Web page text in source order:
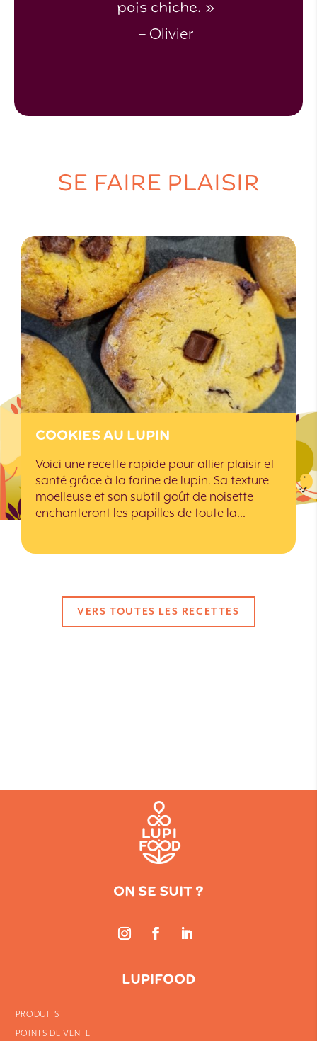
pois chiche. »
– Olivier
SE FAIRE PLAISIR
COOKIES AU LUPIN
Voici une recette rapide pour allier plaisir et
santé grâce à la farine de lupin. Sa texture
moelleuse et son subtil goût de noisette
enchanteront les papilles de toute la…
VERS TOUTES LES RECETTES
ON SE SUIT ?
LUPIFOOD
PRODUITS
POINTS DE VENTE